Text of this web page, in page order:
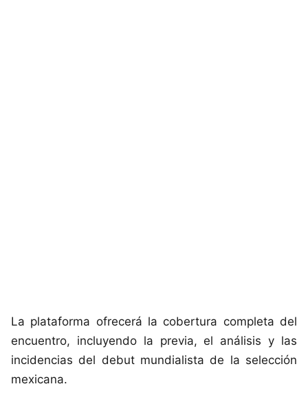
La plataforma ofrecerá la cobertura completa del
encuentro, incluyendo la previa, el análisis y las
incidencias del debut mundialista de la selección
mexicana.